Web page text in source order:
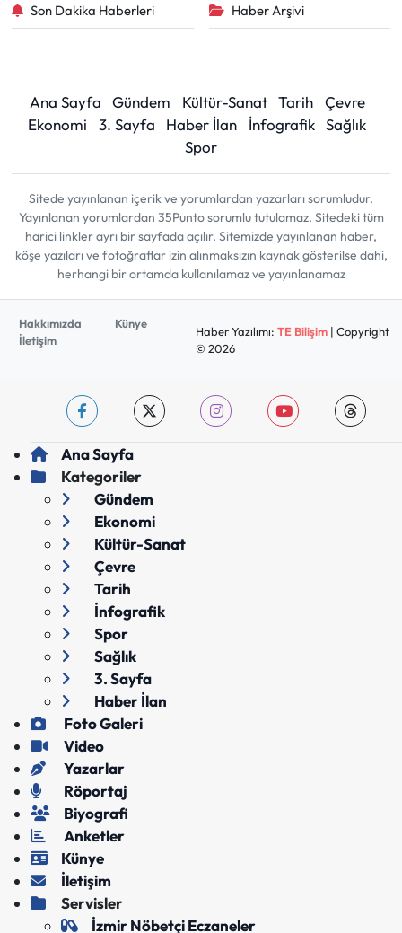
Son Dakika Haberleri Haber Arşivi
Ana Sayfa Gündem Kültür-Sanat Tarih
Çevre
Ekonomi
3. Sayfa Haber İlan İnfografik Sağlık
Spor
Sitede yayınlanan içerik ve yorumlardan yazarları sorumludur.
Yayınlanan yorumlardan 35Punto sorumlu tutulamaz. Sitedeki tüm
harici linkler ayrı bir sayfada açılır. Sitemizde yayınlanan haber,
köşe yazıları ve fotoğraflar izin alınmaksızın kaynak gösterilse dahi,
herhangi bir ortamda kullanılamaz ve yayınlanamaz
Hakkımızda
Künye
İletişim
Haber Yazılımı: TE Bilişim| Copyright
© 2026
Ana Sayfa
Kategoriler
Gündem
Ekonomi
Kültür-Sanat
Çevre
Tarih
İnfografik
Spor
Sağlık
3. Sayfa
Haber İlan
Foto Galeri
Video
Yazarlar
Röportaj
Biyografi
Anketler
Künye
İletişim
Servisler
İzmir Nöbetçi Eczaneler